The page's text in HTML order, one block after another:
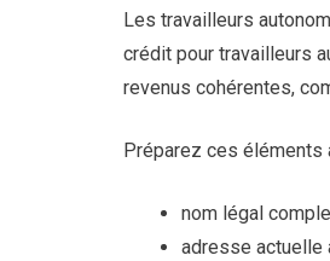
Les travailleurs
crédit pour travailleurs
revenus cohérentes,
Préparez ces éléments
nom légal
adresse actuelle